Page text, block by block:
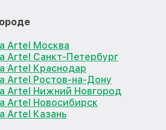
Artel Москва
Artel Санкт-Петербург
Artel Краснодар
Artel Ростов-на-Дону
Artel Нижний Новгород
Artel Новосибирск
Artel Казань